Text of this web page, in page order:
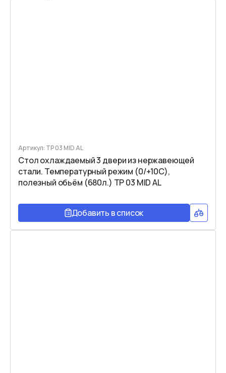
Артикул: TP 03 MID AL
Стол охлаждаемый 3 двери из нержавеющей
стали. Температурный режим (0/+10C),
полезный обьём (680л.) TP 03 MID AL
Добавить в список